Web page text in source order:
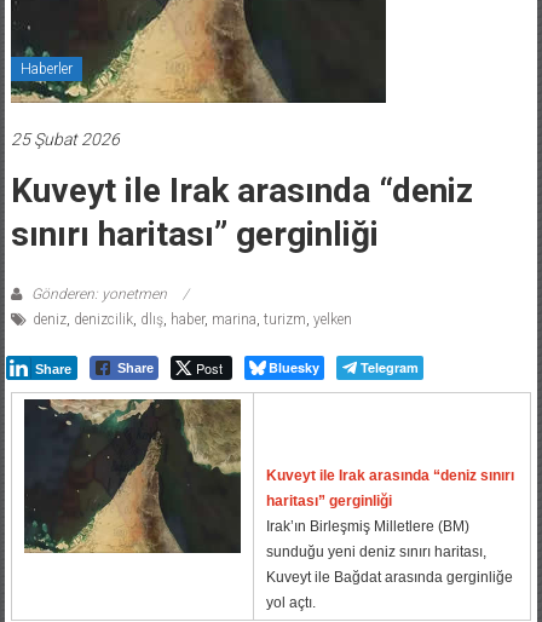
Haberler
25 Şubat 2026
Kuveyt ile Irak arasında “deniz
sınırı haritası” gerginliği
Gönderen: yonetmen
deniz, denizcilik, dlış, haber, marina, turizm, yelken
Share Share Post Bluesky Telegram
Kuveyt ile Irak arasında “deniz sınırı
haritası” gerginliği
Irak’ın Birleşmiş Milletlere (BM)
sunduğu yeni deniz sınırı haritası,
Kuveyt ile Bağdat arasında gerginliğe
yol açtı.